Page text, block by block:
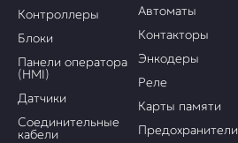
Контроллеры
Блоки
Панели оператора
(HMI)
Датчики
Соединительные
кабели
Автоматы
Контакторы
Энкодеры
Реле
Карты памяти
Предохранители